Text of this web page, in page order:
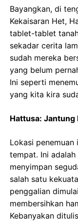
Bayangkan, di
Kekaisaran Het,
tablet-tablet
sekadar cerita
sudah mereka
yang belum
Ini seperti
yang kita kira
Hattusa: Jantung
Lokasi penemuan
tempat. Ini adalah
menyimpan
salah satu
penggalian
membersihkan
Kebanyakan